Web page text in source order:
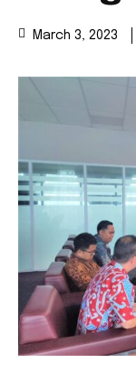
March 3, 2023